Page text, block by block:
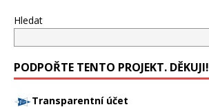
Hledat
PODPOŘTE TENTO PROJEKT. DĚKUJI!
Transparentní účet